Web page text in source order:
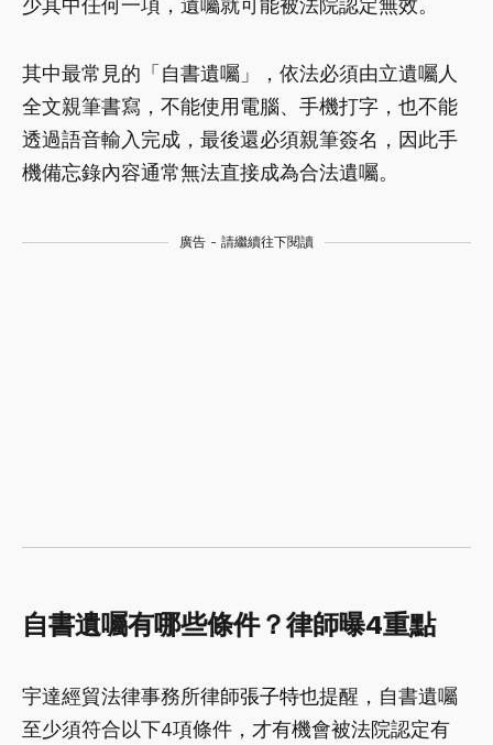
少其中任何一項，遺囑就可能被法院認定無效。
其中最常見的「自書遺囑」，依法必須由立遺囑人
全文親筆書寫，不能使用電腦、手機打字，也不能
透過語音輸入完成，最後還必須親筆簽名，因此手
機備忘錄內容通常無法直接成為合法遺囑。
廣告 - 請繼續往下閱讀
自書遺囑有哪些條件？律師曝4重點
宇達經貿法律事務所律師張子特也提醒，自書遺囑
至少須符合以下4項條件，才有機會被法院認定有